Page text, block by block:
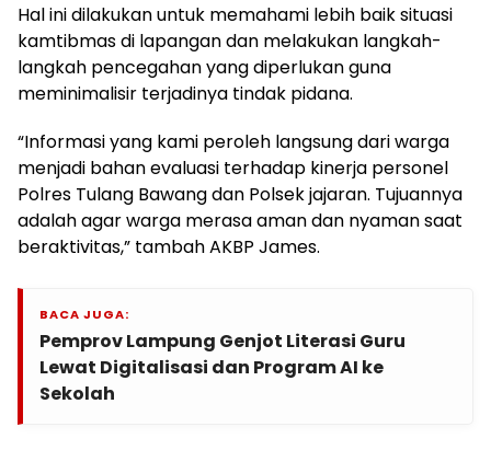
Hal ini dilakukan untuk memahami lebih baik situasi
kamtibmas di lapangan dan melakukan langkah-
langkah pencegahan yang diperlukan guna
meminimalisir terjadinya tindak pidana.
“Informasi yang kami peroleh langsung dari warga
menjadi bahan evaluasi terhadap kinerja personel
Polres Tulang Bawang dan Polsek jajaran. Tujuannya
adalah agar warga merasa aman dan nyaman saat
beraktivitas,” tambah AKBP James.
BACA JUGA:
Pemprov Lampung Genjot Literasi Guru
Lewat Digitalisasi dan Program AI ke
Sekolah